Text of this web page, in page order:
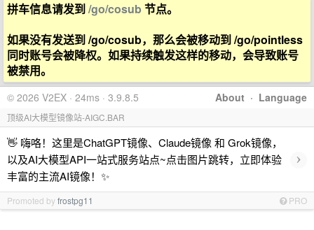
拼车信息请发到/go/cosub 节点。
如果没有发送到 /go/cosub，那么会被移动到 /go/pointless
同时账号会被降权。如果持续触发这样的移动，会导致账号
被禁用。
About · Language
© 2026 V2EX · 24ms · 3.9.8.5
顶级AI大模型镜像站-AIGC.BAR
👋 嗨咯！这里是ChatGPT镜像、Claude镜像 和 Grok镜像，
以及AI大模型API一站式服务站点~点击图片跳转，立即体验
丰富的主流AI镜像！✨
›
Promoted byfrostpg11 PRO